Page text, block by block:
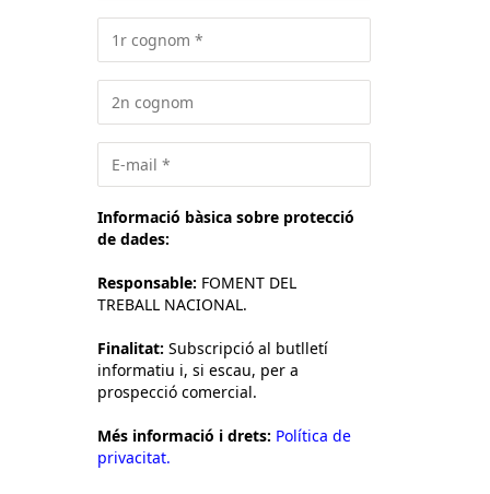
de dades:
TREBALL NACIONAL.
Finalitat:Subscripció al butlletí
prospecció comercial.